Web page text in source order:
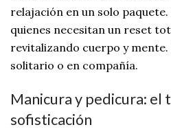
relajación en un solo
quienes necesitan un reset
revitalizando cuerpo y
solitario o en compañía.
Manicura y pedicura: el
sofisticación